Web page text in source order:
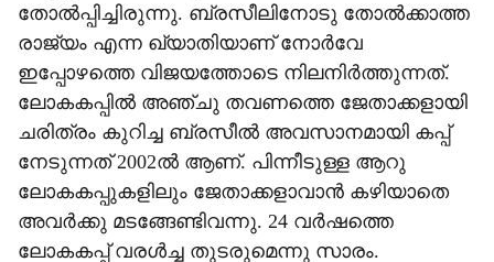
തോൽപ്പിച്ചിരുന്നു. ബ്രസീലിനോടു തോൽക്കാത്ത
രാജ്യം എന്ന ഖ്യാതിയാണ് നോർവേ
ഇപ്പോഴത്തെ വിജയത്തോടെ നിലനിർത്തുന്നത്.
ലോകകപ്പിൽ അഞ്ചു തവണത്തെ ജേതാക്കളായി
ചരിത്രം കുറിച്ച ബ്രസീൽ അവസാനമായി കപ്പ്
നേടുന്നത് 2002ൽ ആണ്. പിന്നീടുള്ള ആറു
ലോകകപ്പുകളിലും ജേതാക്കളാവാൻ കഴിയാതെ
അവർക്കു മടങ്ങേണ്ടിവന്നു. 24 വർഷത്തെ
ലോകകപ്പ് വരൾച്ച തുടരുമെന്നു സാരം.